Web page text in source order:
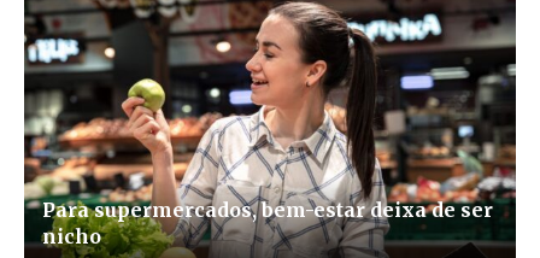
Para supermercados, bem-estar deixa de ser
nicho